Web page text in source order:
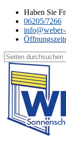
Haben Sie
06205/7266